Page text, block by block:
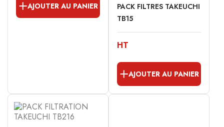
AJOUTER AU PANIER
PACK FILTRES TAKEUCHI
TB15
HT
AJOUTER AU PANIER